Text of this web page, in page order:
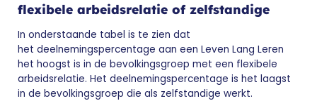
flexibele arbeidsrelatie of zelfstandige
In onderstaande tabel is te zien dat
het deelnemingspercentage aan een Leven Lang Leren
het hoogst is in de bevolkingsgroep met een flexibele
arbeidsrelatie. Het deelnemingspercentage is het laagst
in de bevolkingsgroep die als zelfstandige werkt.